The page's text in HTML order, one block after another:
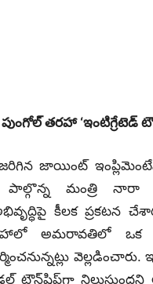
తరహా ‘ఇంటిగ్రేటెడ్
జాయింట్
పాల్గొన్న మంత్రి నారా
కీలక ప్రకటన
అమరావతిలో ఒక
టౌన్‌షిప్‌గా